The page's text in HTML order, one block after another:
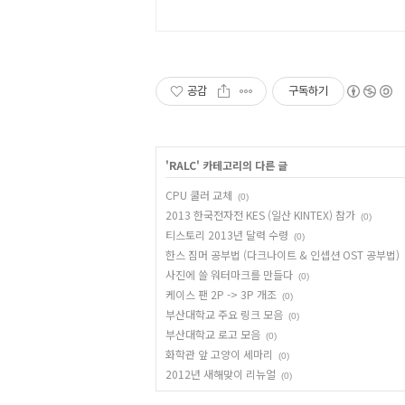
공감 구독하기
'RALC' 카테고리의 다른 글
CPU 쿨러 교체
(0)
2013 한국전자전 KES (일산 KINTEX) 참가 (0)
티스토리 2013년 달력 수령 (0)
한스 짐머 공부법 (다크나이트 & 인셉션 OST 공부법)
사진에 쓸 워터마크를 만들다 (0)
케이스 팬 2P -> 3P 개조 (0)
부산대학교 주요 링크 모음 (0)
부산대학교 로고 모음 (0)
화학관 앞 고양이 세마리 (0)
2012년 새해맞이 리뉴얼 (0)